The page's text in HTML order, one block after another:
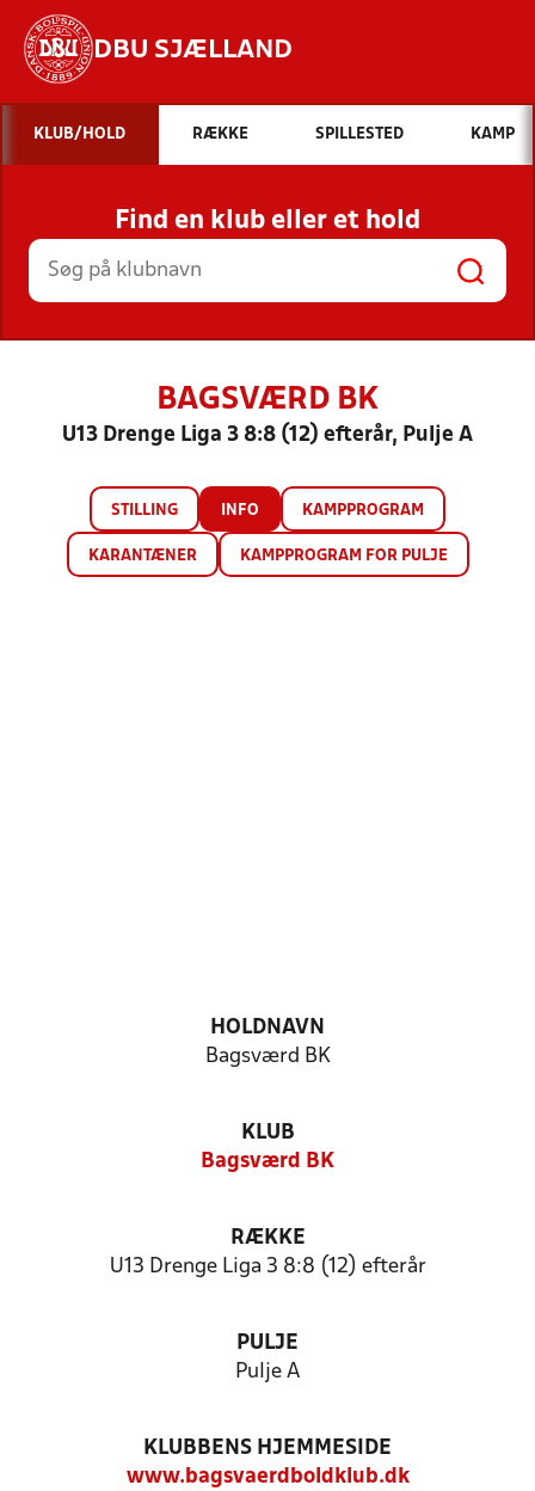
DBU SJÆLLAND
Hvad vil du søge efter?
INDHOLD OG NYHEDER
STILLINGER, RESULTATER, KLUBBER OG
HOLD
KLUB/HOLD RÆKKE SPILLESTED KAMP
Find en klub eller et hold
BAGSVÆRD BK
U13 Drenge Liga 3 8:8 (12) efterår, Pulje A
STILLING INFO KAMPPROGRAM
KARANTÆNER KAMPPROGRAM FOR PULJE
HOLDNAVN
Bagsværd BK
KLUB
Bagsværd BK
RÆKKE
U13 Drenge Liga 3 8:8 (12) efterår
PULJE
Pulje A
KLUBBENS HJEMMESIDE
www.bagsvaerdboldklub.dk